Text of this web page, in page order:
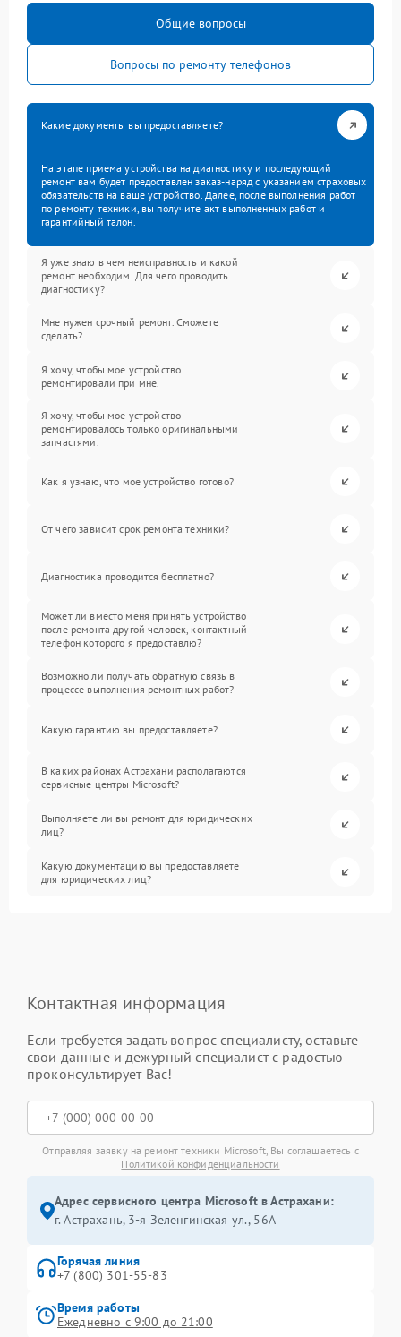
Общие вопросы
Вопросы по ремонту телефонов
Какие документы вы предоставляете?
На этапе приема устройства на диагностику и последующий
ремонт вам будет предоставлен заказ-наряд с указанием страховых
обязательств на ваше устройство. Далее, после выполнения работ
по ремонту техники, вы получите акт выполненных работ и
гарантийный талон.
Я уже знаю в чем неисправность и какой
ремонт необходим. Для чего проводить
диагностику?
Мне нужен срочный ремонт. Сможете
сделать?
Я хочу, чтобы мое устройство
ремонтировали при мне.
Я хочу, чтобы мое устройство
ремонтировалось только оригинальными
запчастями.
Как я узнаю, что мое устройство готово?
От чего зависит срок ремонта техники?
Диагностика проводится бесплатно?
Может ли вместо меня принять устройство
после ремонта другой человек, контактный
телефон которого я предоставлю?
Возможно ли получать обратную связь в
процессе выполнения ремонтных работ?
Какую гарантию вы предоставляете?
В каких районах Астрахани располагаются
сервисные центры Microsoft?
Выполняете ли вы ремонт для юридических
лиц?
Какую документацию вы предоставляете
для юридических лиц?
Контактная информация
Если требуется задать вопрос специалисту, оставьте
свои данные и дежурный специалист с радостью
проконсультирует Вас!
Отправляя заявку на ремонт техники Microsoft, Вы соглашаетесь с
Политикой конфиденциальности
Адрес сервисного центра Microsoft в Астрахани:
г. Астрахань, 3-я Зеленгинская ул., 56А
Горячая линия
+7 (800) 301-55-83
Время работы
Ежедневно с 9:00 до 21:00